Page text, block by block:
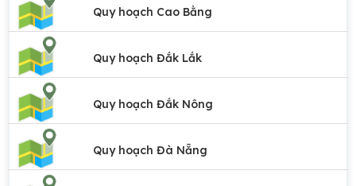
Quy hoạch Cao Bằng
Quy hoạch Đắk Lắk
Quy hoạch Đắk Nông
Quy hoạch Đà Nẵng